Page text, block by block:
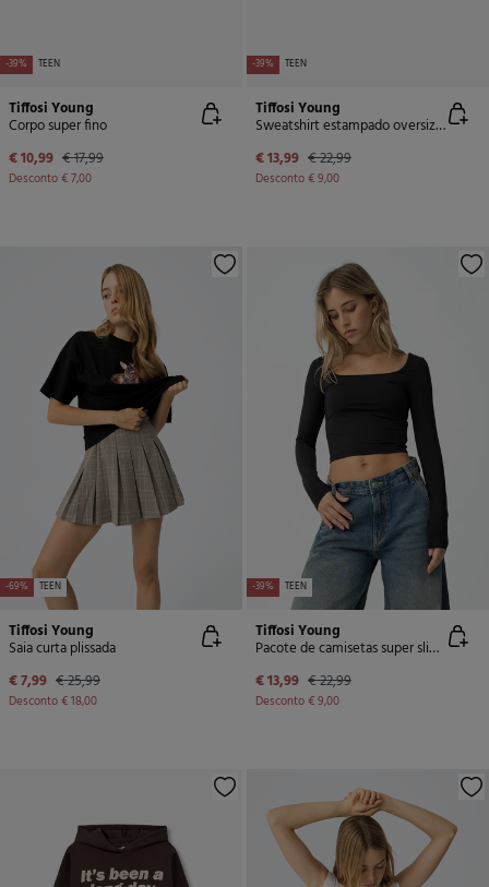
-39% TEEN
Tiffosi Young
Corpo super fino
€ 10,99 € 17,99
Desconto€ 7,00
-39% TEEN
Tiffosi Young
Sweatshirt estampado oversized
€ 13,99 € 22,99
Desconto€ 9,00
-69% TEEN
Tiffosi Young
Saia curta plissada
€ 7,99 € 25,99
Desconto€ 18,00
-39% TEEN
Tiffosi Young
Pacote de camisetas super slim fit
€ 13,99 € 22,99
Desconto€ 9,00